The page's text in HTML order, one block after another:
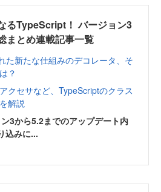
るTypeScript！ バージョン3
まとめ連載記事一覧
た新たな仕組みのデコレータ、そ
？
クセサなど、TypeScriptのクラス
解説
3から5.2までのアップデート内
込みに...